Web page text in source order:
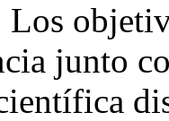
junto